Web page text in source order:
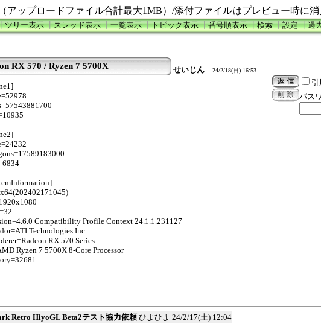
アップロードファイル合計最大1MB）/添付ファイルはプレビュー時に消
ツリー表示┃スレッド表示┃一覧表示┃トピック表示┃番号順表示┃検索┃設定┃過
RX 570 / Ryzen 7 5700X せいじん - 24/2/18(日) 16:53 -
Compatibility Profile Context 24.1.1.231127
Technologies Inc.
RX 570 Series
Ryzen 7 5700X 8-Core Processor
引
パス
Retro HiyoGL Beta2テスト協力依頼 ひよひよ 24/2/17(土) 12:04